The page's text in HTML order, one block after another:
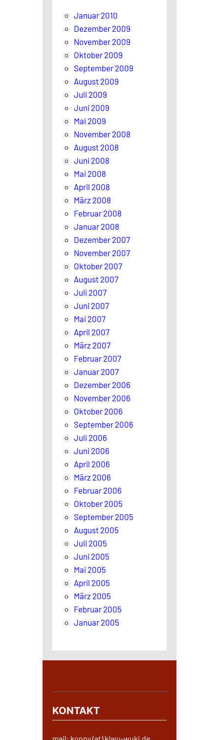
Januar 2010
Dezember 2009
November 2009
Oktober 2009
September 2009
August 2009
Juli 2009
Juni 2009
Mai 2009
November 2008
August 2008
Juni 2008
Mai 2008
April 2008
März 2008
Februar 2008
Januar 2008
Dezember 2007
November 2007
Oktober 2007
August 2007
Juli 2007
Juni 2007
Mai 2007
April 2007
März 2007
Februar 2007
Januar 2007
Dezember 2006
November 2006
Oktober 2006
September 2006
Juli 2006
Juni 2006
April 2006
März 2006
Februar 2006
Oktober 2005
September 2005
August 2005
Juli 2005
Juni 2005
Mai 2005
April 2005
März 2005
Februar 2005
Januar 2005
KONTAKT